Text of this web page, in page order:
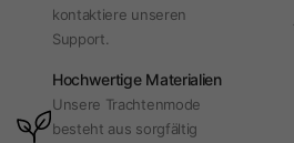
kontaktiere unseren
Support.
Hochwertige Materialien
Unsere Trachtenmode
besteht aus sorgfältig